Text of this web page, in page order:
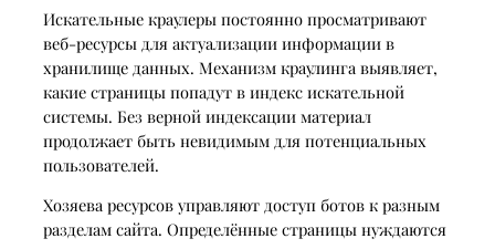
Искательные краулеры постоянно просматривают
веб-ресурсы для актуализации информации в
хранилище данных. Механизм краулинга выявляет,
какие страницы попадут в индекс искательной
системы. Без верной индексации материал
продолжает быть невидимым для потенциальных
пользователей.
Хозяева ресурсов управляют доступ ботов к разным
разделам сайта. Определённые страницы нуждаются